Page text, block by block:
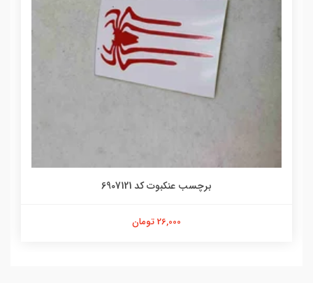
برچسب عنکبوت کد 6907121
26,000 تومان